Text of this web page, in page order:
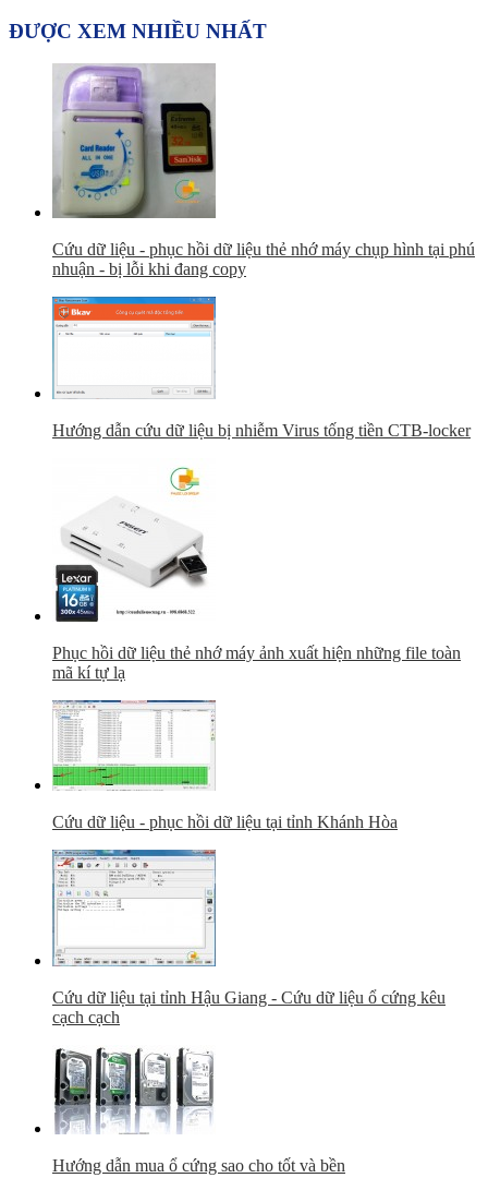
ĐƯỢC XEM NHIỀU NHẤT
Cứu dữ liệu - phục hồi dữ liệu thẻ nhớ máy chụp hình tại phú
nhuận - bị lỗi khi đang copy
Hướng dẫn cứu dữ liệu bị nhiễm Virus tống tiền CTB-locker
Phục hồi dữ liệu thẻ nhớ máy ảnh xuất hiện những file toàn
mã kí tự lạ
Cứu dữ liệu - phục hồi dữ liệu tại tỉnh Khánh Hòa
Cứu dữ liệu tại tỉnh Hậu Giang - Cứu dữ liệu ổ cứng kêu
cạch cạch
Hướng dẫn mua ổ cứng sao cho tốt và bền